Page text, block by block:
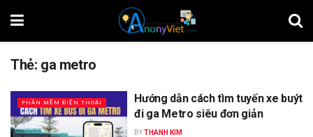
Thẻ: ga metro
PHẦN MỀM ĐIỆN THOẠI
Hướng dẫn cách tìm tuyến xe buýt
đi ga Metro siêu đơn giản
BYTHANH KIM